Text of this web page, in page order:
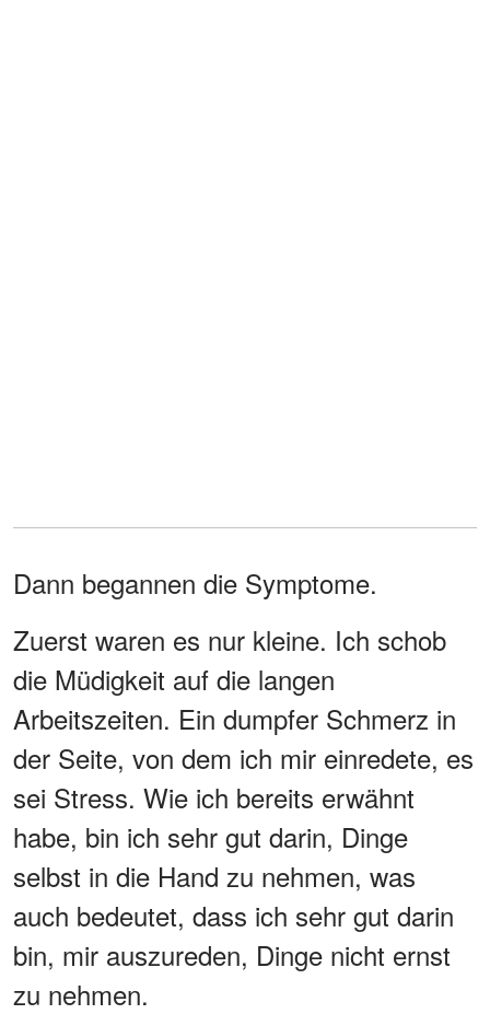
Dann begannen die Symptome.
Zuerst waren es nur kleine. Ich schob
die Müdigkeit auf die langen
Arbeitszeiten. Ein dumpfer Schmerz in
der Seite, von dem ich mir einredete, es
sei Stress. Wie ich bereits erwähnt
habe, bin ich sehr gut darin, Dinge
selbst in die Hand zu nehmen, was
auch bedeutet, dass ich sehr gut darin
bin, mir auszureden, Dinge nicht ernst
zu nehmen.